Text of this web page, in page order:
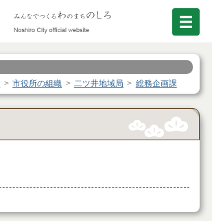
市役所の組織 二ツ井地域局 総務企画課